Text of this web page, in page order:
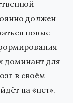
должен
новые
доминант для
в своём
на «нет».